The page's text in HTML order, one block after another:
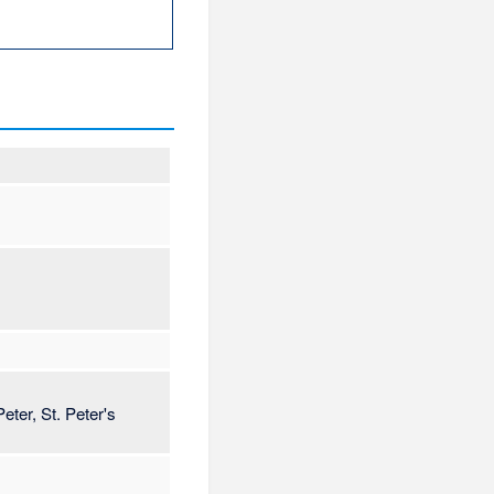
,Bistum von
on-Offin)(en)-
St. Peter's